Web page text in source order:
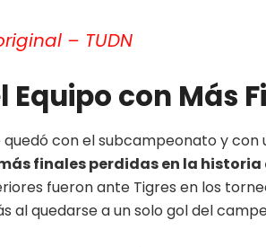
– TUDN
Equipo con Más
quedó con el subcampeonato y
finales perdidas en la historia
fueron ante Tigres en los
al quedarse a un solo gol del